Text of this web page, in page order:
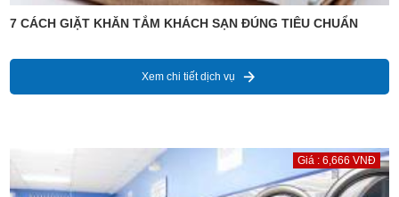
7 CÁCH GIẶT KHĂN TẮM KHÁCH SẠN ĐÚNG TIÊU CHUẨN
Xem chi tiết dịch vụ
Giá : 6,666 VNĐ